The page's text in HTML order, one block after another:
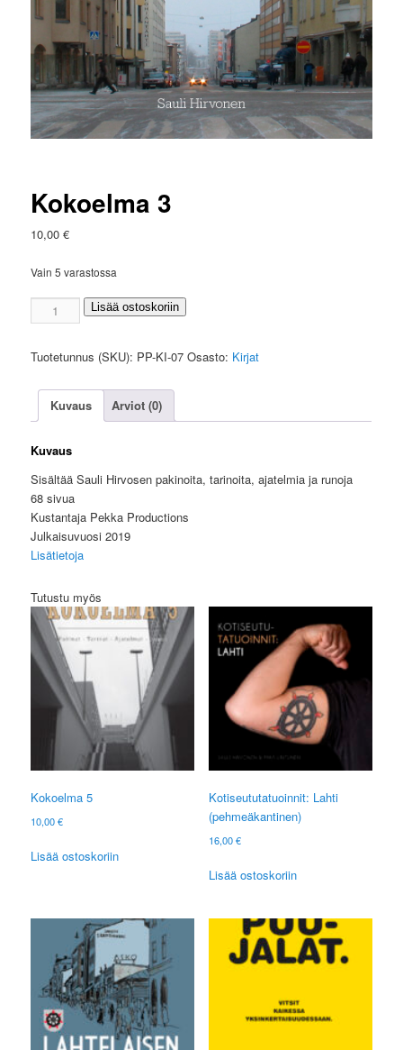
Kokoelma 3
10,00€
Vain 5 varastossa
Kokoelma
3
Lisää ostoskoriin
Tuotetunnus (SKU): PP-KI-07 Osasto: Kirjat
Kuvaus Arviot (0)
Kuvaus
Sisältää Sauli Hirvosen pakinoita, tarinoita, ajatelmia ja runoja
68 sivua
Kustantaja Pekka Productions
Julkaisuvuosi 2019
Lisätietoja
Tutustu myös
Kokoelma 5
10,00€
Lisää ostoskoriin
Kotiseututatuoinnit: Lahti
(pehmeäkantinen)
16,00€
Lisää ostoskoriin